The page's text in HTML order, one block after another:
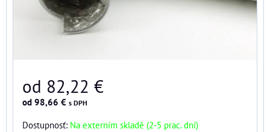
od 82,22 €
od 98,66 € s DPH
Dostupnosť: Na externím skladě (2-5 prac. dní)